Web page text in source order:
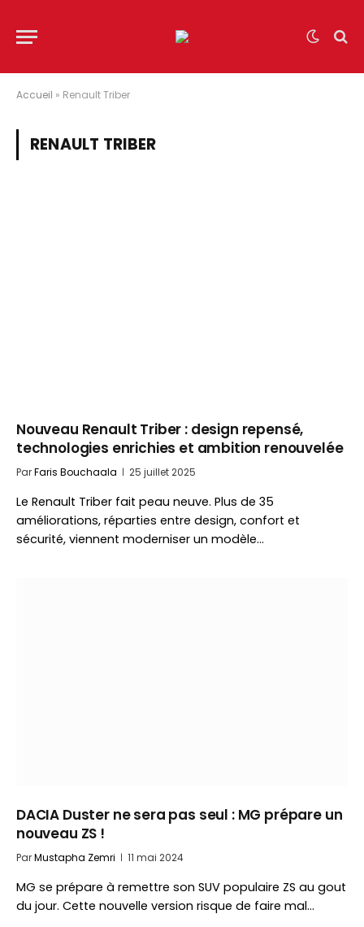
Accueil » Renault Triber
RENAULT TRIBER
Nouveau Renault Triber : design repensé,
technologies enrichies et ambition renouvelée
ParFaris Bouchaala 25 juillet 2025
Le Renault Triber fait peau neuve. Plus de 35
améliorations, réparties entre design, confort et
sécurité, viennent moderniser un modèle…
DACIA Duster ne sera pas seul : MG prépare un
nouveau ZS !
ParMustapha Zemri 11 mai 2024
MG se prépare à remettre son SUV populaire ZS au gout
du jour. Cette nouvelle version risque de faire mal…